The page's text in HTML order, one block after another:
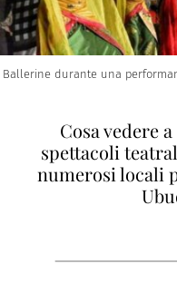
Ballerine durante una
Cosa vedere
spettacoli
numerosi locali